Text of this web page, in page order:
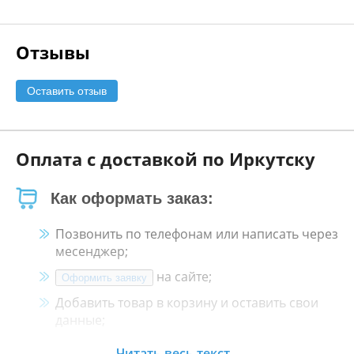
Отзывы
Оставить отзыв
Оплата с доставкой по Иркутску
Как оформать заказ:
Позвонить по телефонам или написать через
месенджер;
Оформить заявку
на сайте;
Добавить товар в корзину и оставить свои
данные;
Менеджер свяжется с Вами в течение 30